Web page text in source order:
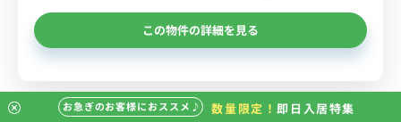
この物件の詳細を見る
お急ぎのお客様におススメ♪ 数量限定！ 即日入居特集